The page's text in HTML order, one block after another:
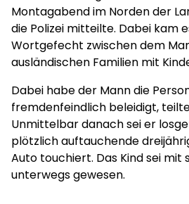
Montagabend im Norden der
die Polizei mitteilte. Dabei kam
Wortgefecht zwischen dem
ausländischen Familien mit
Dabei habe der Mann die
fremdenfeindlich beleidigt,
Unmittelbar danach sei er
plötzlich auftauchende
Auto touchiert. Das Kind sei mit
unterwegs gewesen.